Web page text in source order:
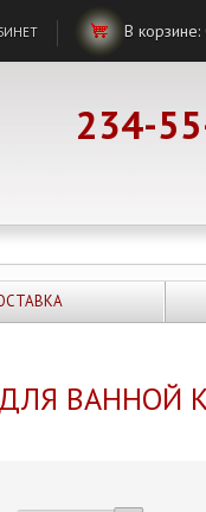
В корзине:
234-
ДЛЯ ВАННОЙ